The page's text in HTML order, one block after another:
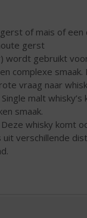
of mais of een
gerst
gebruikt
complexe smaak.
vraag naar
malt
smaak.
whisky komt
verschillende